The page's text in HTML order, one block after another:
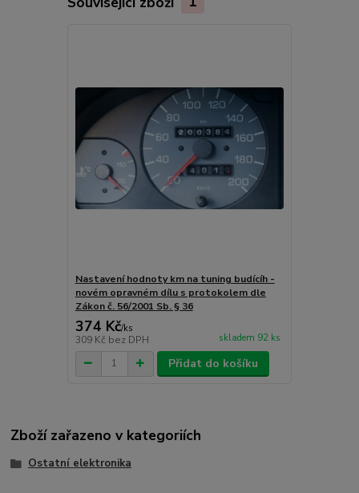
Nastavení hodnoty km na tuning budícíh -
novém opravném dílu s protokolem dle
Zákon č. 56/2001 Sb. § 36
374 Kč/ks
309 Kč bez DPH skladem 92 ks
Přidat do košíku
Zboží zařazeno v kategoriích
Ostatní elektronika